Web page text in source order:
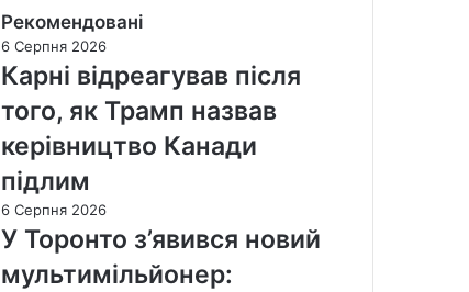
Рекомендовані
6 Серпня 2026
Карні відреагував після
того, як Трамп назвав
керівництво Канади
підлим
6 Серпня 2026
У Торонто з’явився новий
мультимільйонер: